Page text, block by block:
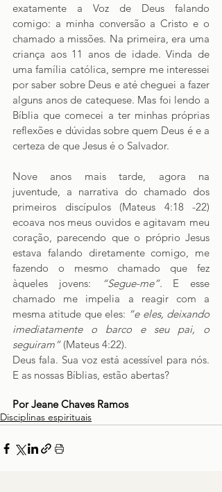
exatamente a Voz de Deus falando
comigo: a minha conversão a Cristo e o
chamado a missões. Na primeira, era uma
criança aos 11 anos de idade. Vinda de
uma família católica, sempre me interessei
por saber sobre Deus e até cheguei a fazer
alguns anos de catequese. Mas foi lendo a
Bíblia que comecei a ter minhas próprias
reflexões e dúvidas sobre quem Deus é e a
certeza de que Jesus é o Salvador.
Nove anos mais tarde, agora na
juventude, a narrativa do chamado dos
primeiros discípulos (Mateus 4:18 -22)
ecoava nos meus ouvidos e agitavam meu
coração, parecendo que o próprio Jesus
estava falando diretamente comigo, me
fazendo o mesmo chamado que fez
àqueles jovens:
“Segue-me”. E esse
chamado me impelia a reagir com a
mesma atitude que eles: “e eles, deixando
imediatamente o barco e seu pai, o
seguiram” (Mateus 4:22).
Deus fala. Sua voz está acessível para nós.
E as nossas Bíblias, estão abertas?
Por Jeane Chaves Ramos
Disciplinas espirituais